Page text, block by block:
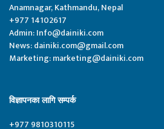
Anamnagar, Kathmandu, Nepal
+977 14102617
Admin:Info@dainiki.com
News:dainiki.com@gmail.com
Marketing:marketing@dainiki.com
विज्ञापनका लागि सम्पर्क
+977 9810310115